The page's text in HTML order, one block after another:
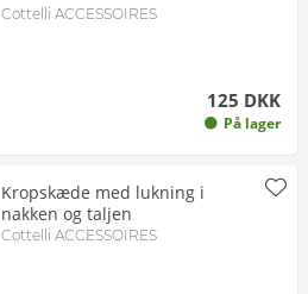
Cottelli ACCESSOIRES
125 DKK
På lager
Kropskæde med lukning i
nakken og taljen
Cottelli ACCESSOIRES